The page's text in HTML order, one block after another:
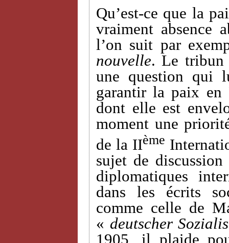
Qu’est-ce que la
vraiment absence
l’on suit par
nouvelle. Le tribun
une question qui
garantir la paix en
dont elle est
moment une
de la IIème
sujet de
diplomatiques
dans les écrits
comme celle de
« deutscher
1905, il plaide